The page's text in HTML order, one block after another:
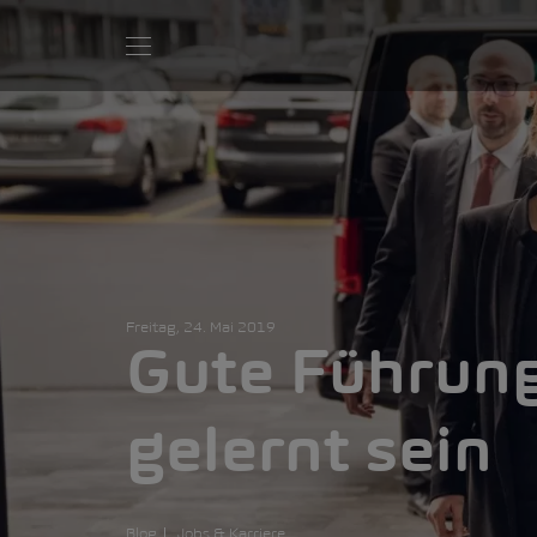
Freitag, 24. Mai 2019
Gute
gelernt sein
Blog Jobs & Karriere